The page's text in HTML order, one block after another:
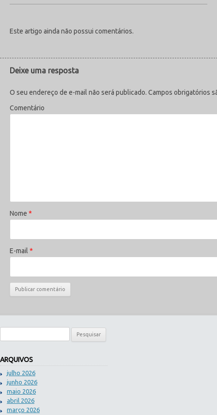
Este artigo ainda não possui comentários.
Deixe uma resposta
O seu endereço de e-mail não será publicado. Campos obrigatórios
Comentário
Nome *
E-mail *
Pesquisar por:
ARQUIVOS
julho 2026
junho 2026
maio 2026
abril 2026
março 2026